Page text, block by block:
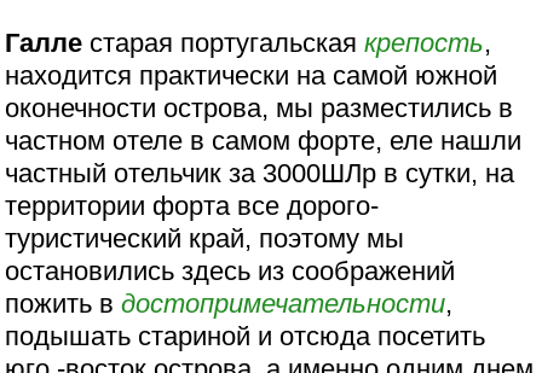
Галле старая португальскаякрепость,
находится практически на самой южной
оконечности острова, мы разместились в
частном отеле в самом форте, еле нашли
частный отельчик за 3000ШЛр в сутки, на
территории форта все дорого-
туристический край, поэтому мы
остановились здесь из соображений
пожить вдостопримечательности,
подышать стариной и отсюда посетить